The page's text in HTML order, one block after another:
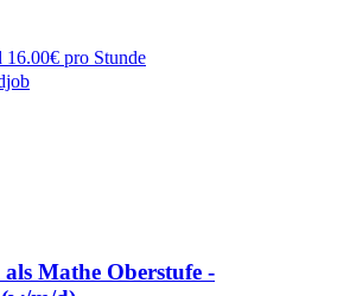
pro Stunde
Mathe Oberstufe -